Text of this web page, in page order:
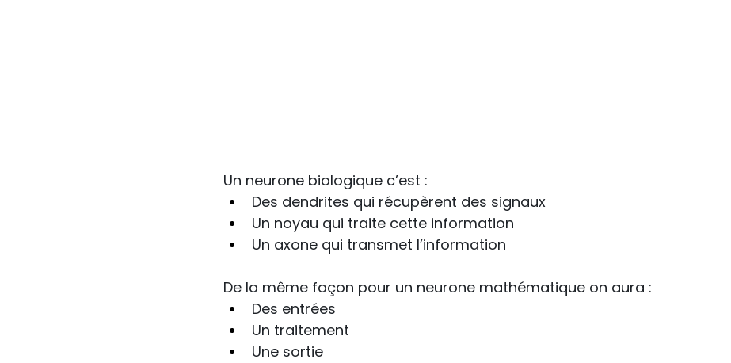
Un neurone biologique c’est :
Des dendrites qui récupèrent des signaux
Un noyau qui traite cette information
Un axone qui transmet l’information
De la même façon pour un neurone mathématique on aura :
Des entrées
Un traitement
Une sortie